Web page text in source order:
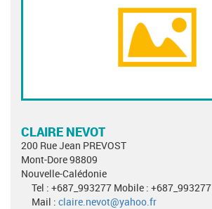
CLAIRE NEVOT
200 Rue Jean PREVOST
Mont-Dore 98809
Nouvelle-Calédonie
Tel : +687_993277 Mobile : +687_993277
Mail : claire.nevot@yahoo.fr